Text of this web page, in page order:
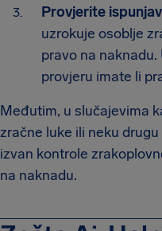
Provjerite
uzrokuje osoblje
pravo na
provjeru imate li
Međutim, u slučajevima
zračne luke ili neku
izvan kontrole
na naknadu.